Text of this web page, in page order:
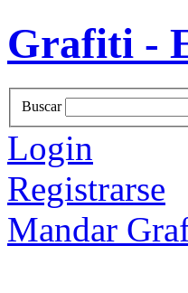
Grafiti -
Buscar
Login
Registrarse
Mandar